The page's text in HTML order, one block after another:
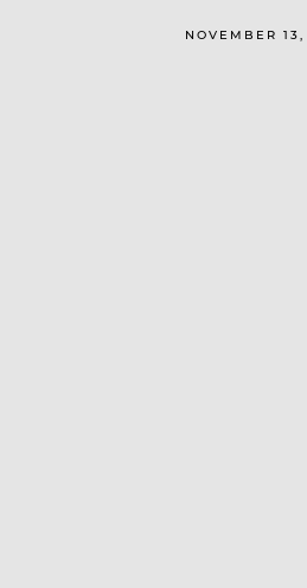
NOVEMBER